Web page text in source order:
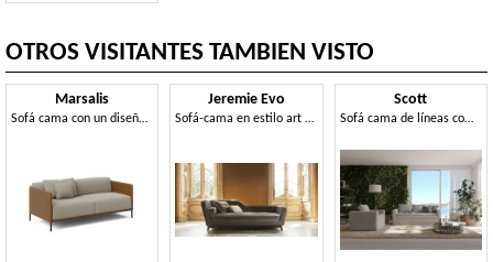
OTROS VISITANTES TAMBIEN VISTO
Marsalis
Sofá cama con un diseño esencial
Jeremie Evo
Sofá-cama en estilo art deco
Scott
Sofá cama de líneas compactas, con topper en el asiento